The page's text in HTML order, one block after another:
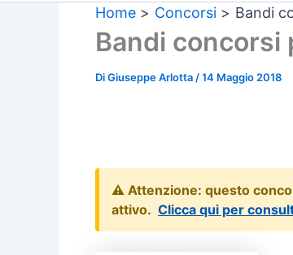
Home Concorsi Bandi
Bandi concorsi
DiGiuseppe Arlotta /14 Maggio 2018
⚠️ Attenzione: questo
attivo. Clicca qui per